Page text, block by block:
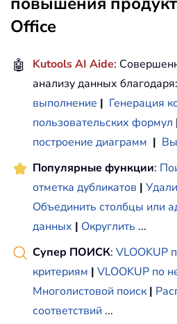
' Create
           Range
(
With
.
.
.
'
End
' Put
7).
Office
🤖 Kutools AI Aide:
анализу данных благодаря:
выполнение | Генерация
пользовательских формул
построение диаграмм |
Популярные функции:
отметка дубликатов |
Объединить столбцы или
данных | Округлить ...
Супер ПОИСК: VLOOKUP
критериям | VLOOKUP по
Многолистовой поиск |
соответствий ...